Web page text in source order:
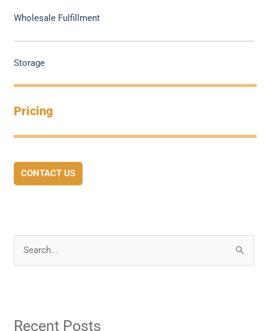
Wholesale Fulfillment
Storage
Pricing
CONTACT US
c
Recent Posts